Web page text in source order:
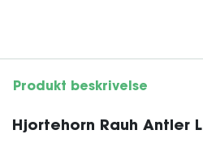
Produkt beskrivelse
Hjortehorn Rauh Antler L